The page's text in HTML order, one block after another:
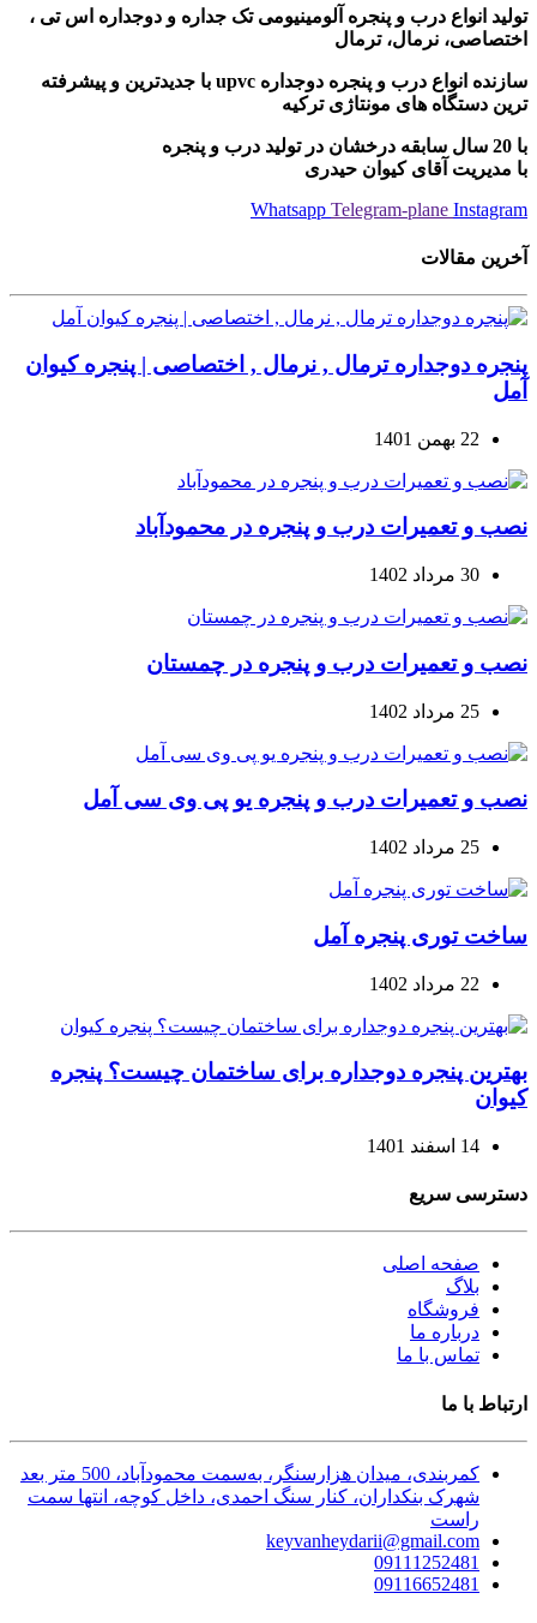
تولید انواع درب و پنجره آلومینیومی تک جداره و دوجداره اس تی ،
اختصاصی، نرمال، ترمال
سازنده انواع درب و پنجره دوجداره upvc با جدیدترین و پیشرفته
ترین دستگاه های مونتاژی ترکیه
با 20 سال سابقه درخشان در تولید درب و پنجره
با مدیریت آقای کیوان حیدری
Whatsapp Telegram-plane Instagram
آخرین مقالات
پنجره دوجداره ترمال , نرمال , اختصاصی | پنجره کیوان
آمل
22 بهمن 1401
نصب و تعمیرات درب و پنجره در محمودآباد
30 مرداد 1402
نصب و تعمیرات درب و پنجره در چمستان
25 مرداد 1402
نصب و تعمیرات درب و پنجره یو پی وی سی آمل
25 مرداد 1402
ساخت توری پنجره آمل
22 مرداد 1402
بهترین پنجره دوجداره برای ساختمان چیست؟ پنجره
کیوان
14 اسفند 1401
دسترسی سریع
صفحه اصلی
بلاگ
فروشگاه
درباره ما
تماس با ما
ارتباط با ما
کمربندی، میدان هزارسنگر، به‌سمت محمودآباد، 500 متر بعد
شهرک بنکداران، کنار سنگ احمدی، داخل کوچه، انتها سمت
راست
keyvanheydarii@gmail.com
09111252481
09116652481